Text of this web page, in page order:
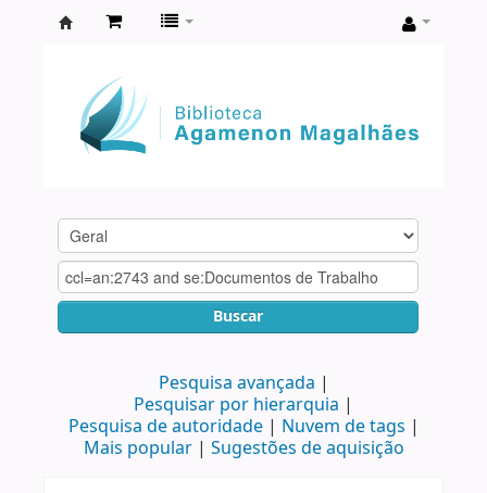
Agamenon
Magalhães
Buscar
Pesquisa avançada
Pesquisar por hierarquia
Pesquisa de autoridade
Nuvem de tags
Mais popular
Sugestões de aquisição